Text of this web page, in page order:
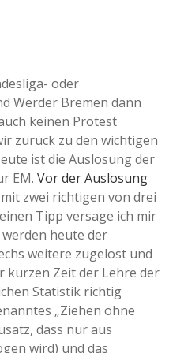
oder
Werder Bremen dann
keinen Protest
zurück zu den wichtigen
ist die Auslosung der
EM. Vor der Auslosung
zwei richtigen von drei
Tipp versage ich mir
heute der
weitere zugelost und
kurzen Zeit der Lehre der
Statistik richtig
„Ziehen ohne
dass nur aus
wird) und das